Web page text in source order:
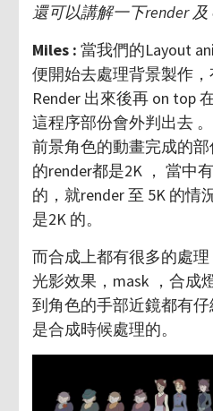
還可以講解一下render 及
Miles : 當我們的Layout
便開始去處理背景製作
Render 出來後再 on top
這程序部份會外判出去 。
前景角色的動畫完成的
的render都是2K ， 當中
的，就render 至 5K 的情
是2K 的。
而合成上都有很多的處理
光影效果，mask ，合成
到角色的手部近鏡都有
是合成時候處理的。